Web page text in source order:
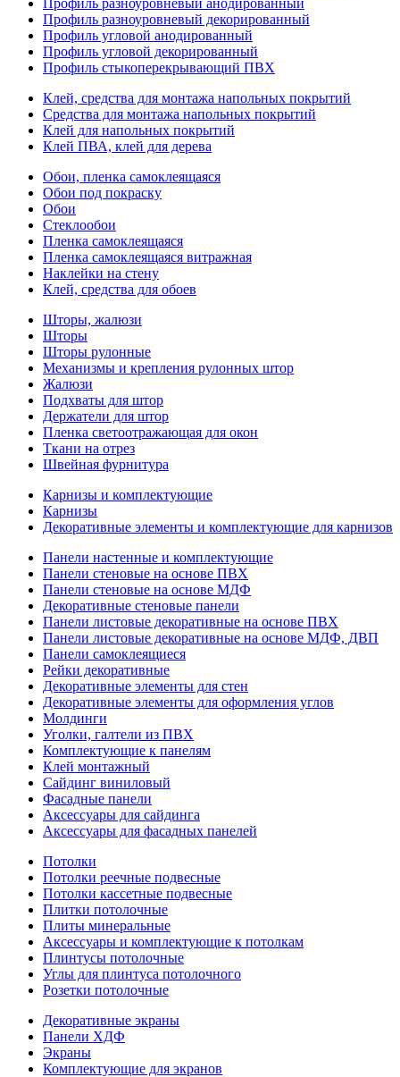
Профиль разноуровневый анодированный
Профиль разноуровневый декорированный
Профиль угловой анодированный
Профиль угловой декорированный
Профиль стыкоперекрывающий ПВХ
Клей, средства для монтажа напольных покрытий
Средства для монтажа напольных покрытий
Клей для напольных покрытий
Клей ПВА, клей для дерева
Обои, пленка самоклеящаяся
Обои под покраску
Обои
Стеклообои
Пленка самоклеящаяся
Пленка самоклеящаяся витражная
Наклейки на стену
Клей, средства для обоев
Шторы, жалюзи
Шторы
Шторы рулонные
Механизмы и крепления рулонных штор
Жалюзи
Подхваты для штор
Держатели для штор
Пленка светоотражающая для окон
Ткани на отрез
Швейная фурнитура
Карнизы и комплектующие
Карнизы
Декоративные элементы и комплектующие для карнизов
Панели настенные и комплектующие
Панели стеновые на основе ПВХ
Панели стеновые на основе МДФ
Декоративные стеновые панели
Панели листовые декоративные на основе ПВХ
Панели листовые декоративные на основе МДФ, ДВП
Панели самоклеящиеся
Рейки декоративные
Декоративные элементы для стен
Декоративные элементы для оформления углов
Молдинги
Уголки, галтели из ПВХ
Комплектующие к панелям
Клей монтажный
Сайдинг виниловый
Фасадные панели
Аксессуары для сайдинга
Аксессуары для фасадных панелей
Потолки
Потолки реечные подвесные
Потолки кассетные подвесные
Плитки потолочные
Плиты минеральные
Аксессуары и комплектующие к потолкам
Плинтусы потолочные
Углы для плинтуса потолочного
Розетки потолочные
Декоративные экраны
Панели ХДФ
Экраны
Комплектующие для экранов